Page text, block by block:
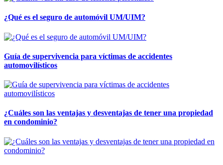
¿Qué es el seguro de automóvil UM/UIM?
Guía de supervivencia para víctimas de accidentes
automovilísticos
¿Cuáles son las ventajas y desventajas de tener una propiedad
en condominio?